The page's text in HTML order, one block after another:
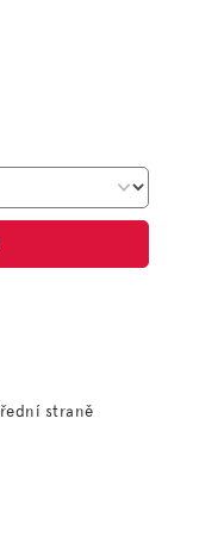
straně